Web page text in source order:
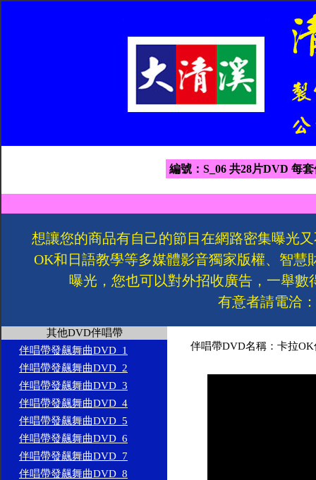
編號：S_06 共28片DVD 每
想讓您的商品有自己的節目在網路密集曝光
OK和日語教學等多媒體影音獨家版權、智
曝光，您也可以對外招收廣告，一舉
有意者請電洽
其他DVD伴唱帶
伴唱帶發飆舞曲DVD_1
伴唱帶發飆舞曲DVD_2
伴唱帶發飆舞曲DVD_3
伴唱帶發飆舞曲DVD_4
伴唱帶發飆舞曲DVD_5
伴唱帶發飆舞曲DVD_6
伴唱帶發飆舞曲DVD_7
伴唱帶發飆舞曲DVD_8
伴唱帶DVD名稱：卡拉